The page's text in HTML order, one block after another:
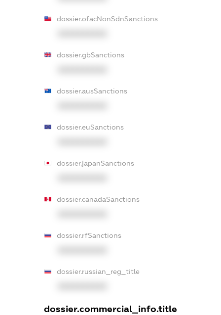
dossier.ofacNonSdnSanctions
dossier.gbSanctions
dossier.ausSanctions
dossier.euSanctions
dossier.japanSanctions
dossier.canadaSanctions
dossier.rfSanctions
dossier.russian_reg_title
dossier.commercial_info.title